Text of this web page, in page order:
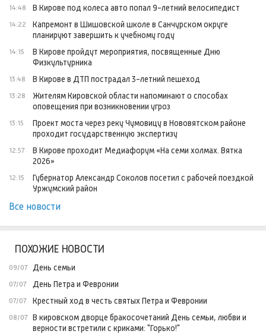
14:48 В Кирове под колеса авто попал 9-летний велосипедист
14:22
Капремонт в Шишовской школе в Санчурском округе
планируют завершить к учебному году
14:15
В Кирове пройдут мероприятия, посвященные Дню
Физкультурника
13:48 В Кирове в ДТП пострадал 3-летний пешеход
13:28
Жителям Кировской области напоминают о способах
оповещения при возникновении угроз
13:15
Проект моста через реку Чумовицу в Нововятском районе
проходит государственную экспертизу
12:57
В Кирове проходит Медиафорум «На семи холмах. Вятка
2026»
12:15
Губернатор Александр Соколов посетил с рабочей поездкой
Уржумский район
Все новости
ПОХОЖИЕ НОВОСТИ
09/07 День семьи
07/07 День Петра и Февронии
07/07 Крестный ход в честь святых Петра и Февронии
08/07 В кировском дворце бракосочетаний День семьи, любви и
верности встретили с криками: "Горько!"